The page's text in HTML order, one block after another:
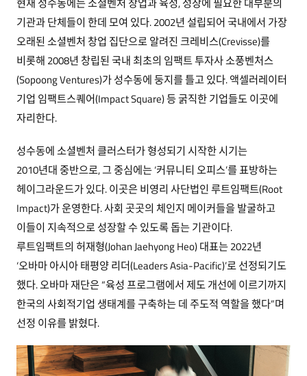
현재 성수동에는 소셜벤처 창업과 육성, 성장에 필요한 대부분의
기관과 단체들이 한데 모여 있다. 2002년 설립되어 국내에서 가장
오래된 소셜벤처 창업 집단으로 알려진 크레비스(Crevisse)를
비롯해 2008년 창립된 국내 최초의 임팩트 투자사 소풍벤처스
(Sopoong Ventures)가 성수동에 둥지를 틀고 있다. 액셀러레이터
기업 임팩트스퀘어(Impact Square) 등 굵직한 기업들도 이곳에
자리한다.
성수동에 소셜벤처 클러스터가 형성되기 시작한 시기는
2010년대 중반으로, 그 중심에는 ‘커뮤니티 오피스’를 표방하는
헤이그라운드가 있다. 이곳은 비영리 사단법인 루트임팩트(Root
Impact)가 운영한다. 사회 곳곳의 체인지 메이커들을 발굴하고
이들이 지속적으로 성장할 수 있도록 돕는 기관이다.
루트임팩트의 허재형(Johan Jaehyong Heo) 대표는 2022년
‘오바마 아시아 태평양 리더(Leaders Asia-Pacific)’로 선정되기도
했다. 오바마 재단은 “육성 프로그램에서 제도 개선에 이르기까지
한국의 사회적기업 생태계를 구축하는 데 주도적 역할을 했다”며
선정 이유를 밝혔다.